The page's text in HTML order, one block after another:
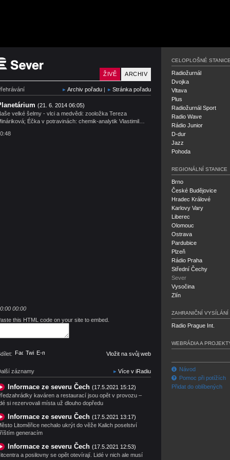
Český rozhlas Sever
ARCHIV
ŽIVĚ
Archiv pořadu | Stránka pořadu
(21. 6. 2014 06:05)
velké šelmy - vlci a medvědi: zooložka Tereza
Éčka v potravinách: chemik-analytik Vlastimil…
00:00
this HTML code on your site to embed.
Facebook
TwitterE-mail Vložit na svůj web
záznamy Více v iRadiu
Informace ze severu Čech (17.5.2021 15:12)
kaváren a restaurací jsou opět v provozu –
si rezervovali místa už dlouho dopředu
Informace ze severu Čech (17.5.2021 13:17)
Litoměřice nechalo ukrýt do věže Kalich poselství
generacím
Informace ze severu Čech (17.5.2021 12:53)
a posilovny se opět otevírají. Lidé v nich ale musí
CELOPLOŠNÉ
Radiožurnál
Dvojka
Vltava
Plus
Radiožurnál Sport
Radio Wave
Rádio Junior
D-dur
Jazz
Pohoda
REGIONÁLNÍ STANICE
Brno
České Budějovice
Hradec Králové
Karlovy Vary
Liberec
Olomouc
Ostrava
Pardubice
Plzeň
Rádio Praha
Střední Čechy
Sever
Vysočina
Zlín
ZAHRANIČNÍ VYSÍLÁNÍ
Radio Prague Int.
WEBRÁDIA A
Návod
Pomoc při potížích
Přidat do oblíbených